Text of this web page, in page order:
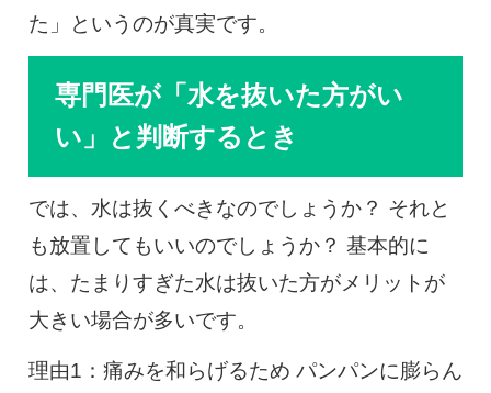
た」というのが真実です。
専門医が「水を抜いた方がい
い」と判断するとき
では、水は抜くべきなのでしょうか？ それと
も放置してもいいのでしょうか？ 基本的に
は、たまりすぎた水は抜いた方がメリットが
大きい場合が多いです。
理由1：痛みを和らげるため パンパンに膨らん